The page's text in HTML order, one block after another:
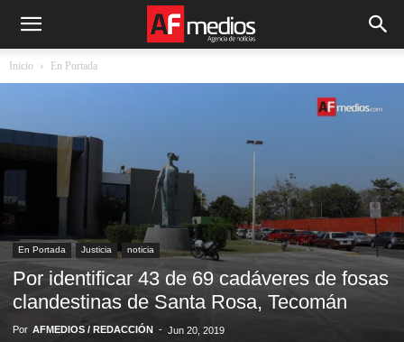
Inicio En Portada
En Portada Justicia noticia
Por identificar 43 de 69 cadáveres de fosas
clandestinas de Santa Rosa, Tecomán
Por AFMEDIOS / REDACCIÓN - Jun 20, 2019